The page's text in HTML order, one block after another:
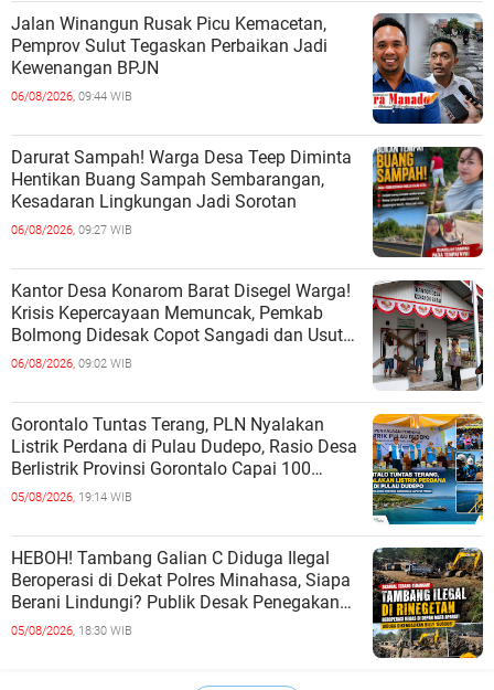
Jalan Winangun Rusak Picu Kemacetan,
Pemprov Sulut Tegaskan Perbaikan Jadi
Kewenangan BPJN
06/08/2026, 09:44 WIB
Darurat Sampah! Warga Desa Teep Diminta
Hentikan Buang Sampah Sembarangan,
Kesadaran Lingkungan Jadi Sorotan
06/08/2026, 09:27 WIB
Kantor Desa Konarom Barat Disegel Warga!
Krisis Kepercayaan Memuncak, Pemkab
Bolmong Didesak Copot Sangadi dan Usut
Dugaan Penyalahgunaan Wewenang
06/08/2026, 09:02 WIB
Gorontalo Tuntas Terang, PLN Nyalakan
Listrik Perdana di Pulau Dudepo, Rasio Desa
Berlistrik Provinsi Gorontalo Capai 100
Persen
05/08/2026, 19:14 WIB
HEBOH! Tambang Galian C Diduga Ilegal
Beroperasi di Dekat Polres Minahasa, Siapa
Berani Lindungi? Publik Desak Penegakan
Hukum Tanpa Tebang Pilih
05/08/2026, 18:30 WIB